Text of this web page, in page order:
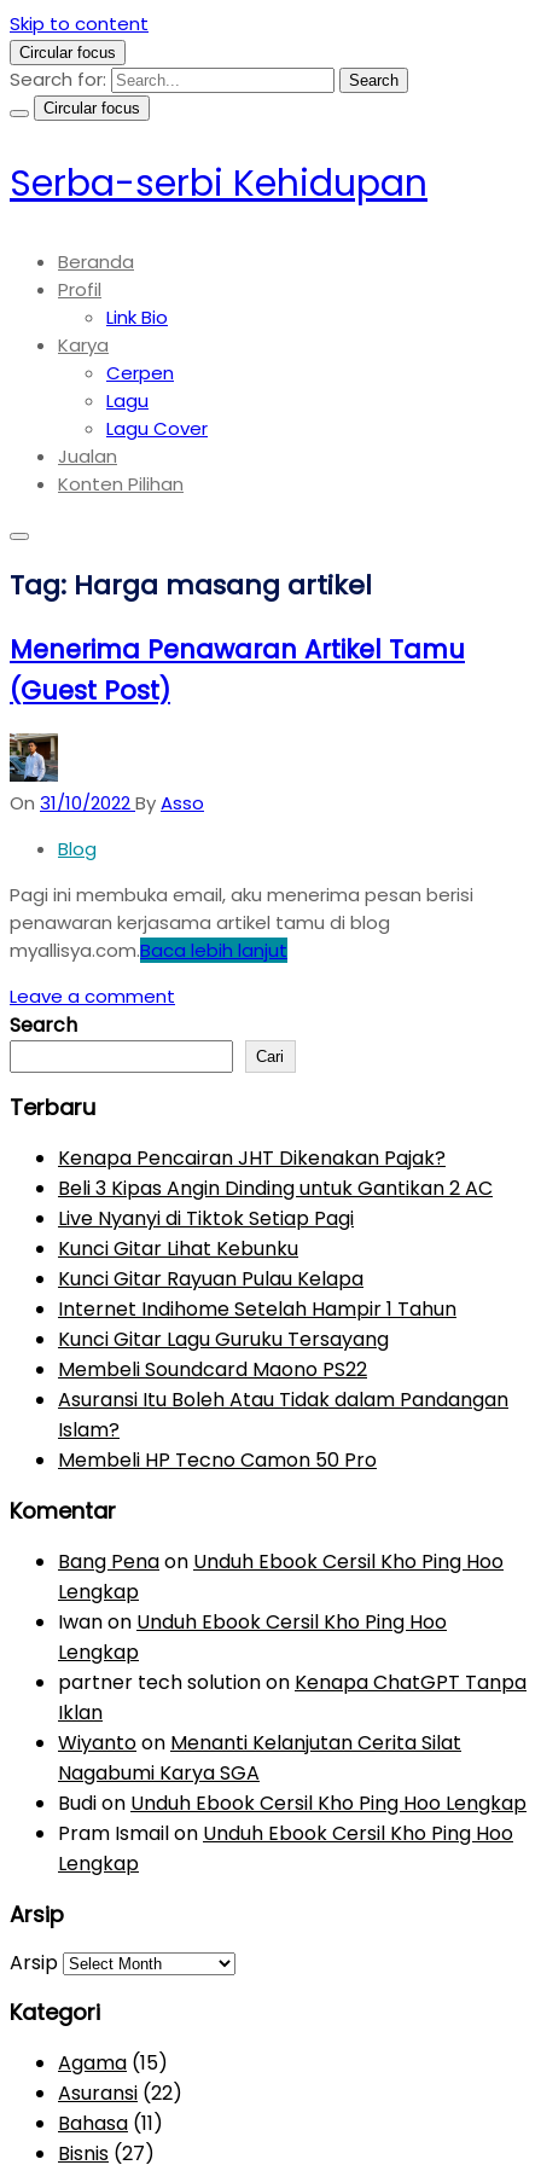
Skip to content
Circular focus
Search for:
Search
Circular focus
Serba-serbi Kehidupan
Beranda
Profil
Link Bio
Karya
Cerpen
Lagu
Lagu Cover
Jualan
Konten Pilihan
Tag: Harga masang artikel
Menerima Penawaran Artikel Tamu
(Guest Post)
On 31/10/2022ByAsso
Blog
Pagi ini membuka email, aku menerima pesan berisi
penawaran kerjasama artikel tamu di blog
myallisya.com.Baca lebih lanjut
Leave a comment
Search
Cari
Terbaru
Kenapa Pencairan JHT Dikenakan Pajak?
Beli 3 Kipas Angin Dinding untuk Gantikan 2 AC
Live Nyanyi di Tiktok Setiap Pagi
Kunci Gitar Lihat Kebunku
Kunci Gitar Rayuan Pulau Kelapa
Internet Indihome Setelah Hampir 1 Tahun
Kunci Gitar Lagu Guruku Tersayang
Membeli Soundcard Maono PS22
Asuransi Itu Boleh Atau Tidak dalam Pandangan
Islam?
Membeli HP Tecno Camon 50 Pro
Komentar
Bang Penaon Unduh Ebook Cersil Kho Ping Hoo
Lengkap
Iwanon Unduh Ebook Cersil Kho Ping Hoo
Lengkap
partner tech solutionon Kenapa ChatGPT Tanpa
Iklan
Wiyantoon Menanti Kelanjutan Cerita Silat
Nagabumi Karya SGA
Budion Unduh Ebook Cersil Kho Ping Hoo Lengkap
Pram Ismailon Unduh Ebook Cersil Kho Ping Hoo
Lengkap
Arsip
Arsip
Kategori
Agama (15)
Asuransi (22)
Bahasa (11)
Bisnis (27)